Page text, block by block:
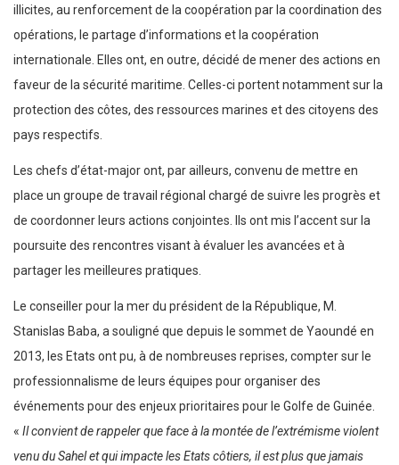
illicites, au renforcement de la coopération par la coordination des
opérations, le partage d’informations et la coopération
internationale. Elles ont, en outre, décidé de mener des actions en
faveur de la sécurité maritime. Celles-ci portent notamment sur la
protection des côtes, des ressources marines et des citoyens des
pays respectifs.
Les chefs d’état-major ont, par ailleurs, convenu de mettre en
place un groupe de travail régional chargé de suivre les progrès et
de coordonner leurs actions conjointes. Ils ont mis l’accent sur la
poursuite des rencontres visant à évaluer les avancées et à
partager les meilleures pratiques.
Le conseiller pour la mer du président de la République, M.
Stanislas Baba, a souligné que depuis le sommet de Yaoundé en
2013, les Etats ont pu, à de nombreuses reprises, compter sur le
professionnalisme de leurs équipes pour organiser des
événements pour des enjeux prioritaires pour le Golfe de Guinée.
« Il convient de rappeler que face à la montée de l’extrémisme violent
venu du Sahel et qui impacte les Etats côtiers, il est plus que jamais